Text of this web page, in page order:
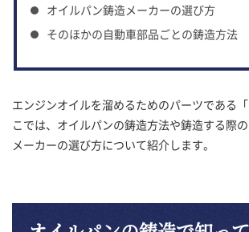
オイルパン鋳造メーカーの選び方
そのほかの自動車部品ごとの鋳造方法
エンジンオイルを溜めるためのパーツである
こでは、オイルパンの鋳造方法や鋳造する際
メーカーの選び方について紹介します。